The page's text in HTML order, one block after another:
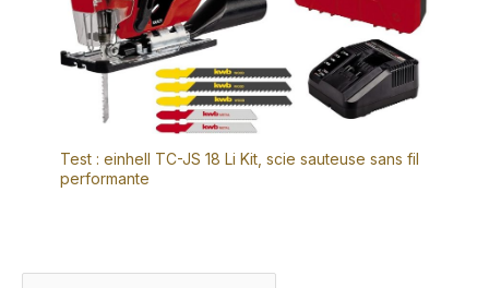
Test : einhell TC-JS 18 Li Kit, scie sauteuse sans fil
performante